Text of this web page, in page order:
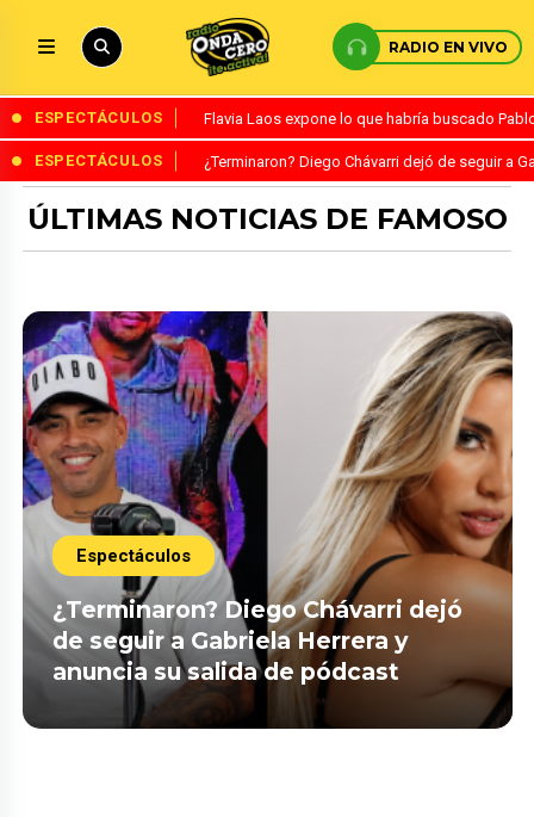
RADIO EN VIVO
ESPECTÁCULOS Flavia Laos expone lo que habría buscado
ESPECTÁCULOS ¿Terminaron? Diego Chávarri dejó de seguir a
ÚLTIMAS NOTICIAS DE FAMOSO
Espectáculos
¿Terminaron? Diego Chávarri dejó
de seguir a Gabriela Herrera y
anuncia su salida de pódcast